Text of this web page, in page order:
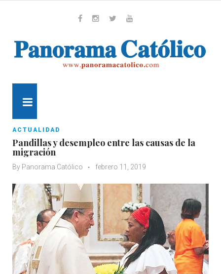
ACTUALIDAD
Pandillas y desempleo entre las causas de la
migración
By Panorama Católico febrero 11, 2019